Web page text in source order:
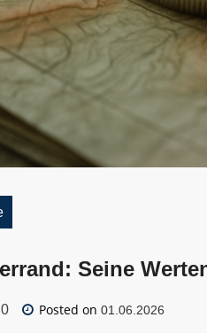
Seine
0 Posted on 01.06.2026